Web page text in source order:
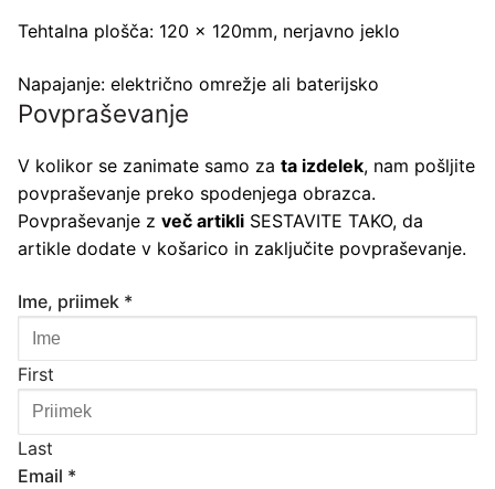
Tehtalna plošča: 120 x 120mm, nerjavno jeklo
Napajanje: električno omrežje ali baterijsko
Povpraševanje
V kolikor se zanimate samo za ta izdelek, nam pošljite
povpraševanje preko spodenjega obrazca.
Povpraševanje z več artikli SESTAVITE TAKO, da
artikle dodate v košarico in zaključite povpraševanje.
Ime, priimek *
First
Last
Email *